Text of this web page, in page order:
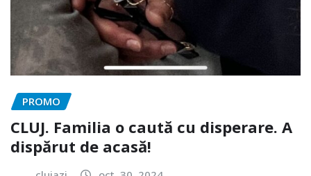
PROMO
CLUJ. Familia o caută cu disperare. A
dispărut de acasă!